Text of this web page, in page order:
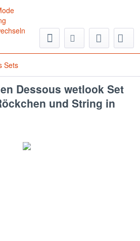
Sets
Dessous wetlook Set
und String in